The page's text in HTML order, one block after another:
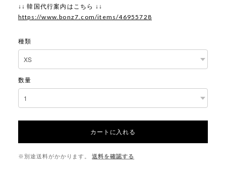
↓↓ 韓国代行案内はこちら ↓↓
https://www.bonz7.com/items/46955728
種類
数量
カートに入れる
※別途送料がかかります。 送料を確認する